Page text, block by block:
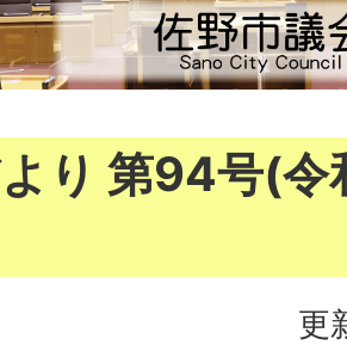
り 第94号(令
更